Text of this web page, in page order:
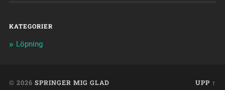
KATEGORIER
Löpning
© 2026 SPRINGER MIG GLAD UPP ↑